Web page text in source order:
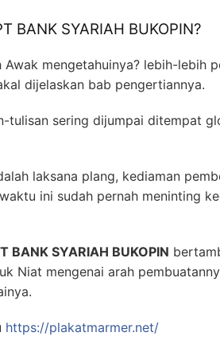
BANK SYARIAH BUKOPIN?
mengetahuinya? lebih-lebih
dijelaskan bab pengertiannya.
tulisan sering dijumpai ditempat
laksana plang, kediaman
ini sudah pernah meninting
BANK SYARIAH BUKOPIN
Niat mengenai arah
https://plakatmarmer.net/